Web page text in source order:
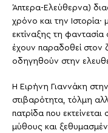
Άπτερα-Ελεύθερνα)
χρόνο και την
εκτίναξης τη
έχουν παραδοθεί στον
οδηγηθούν στην
Η Ειρήνη Γιαννάκη
στιβαρότητα, τόλμη
πατρίδα που εκτείνεται
μύθους και